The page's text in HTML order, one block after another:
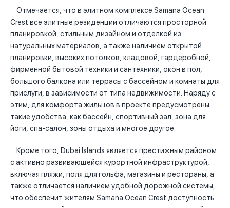
Отмечается, что в элитном комплексе Samana Ocean
Crest все элитные резиденции отличаются просторной
планировкой, стильным дизайном и отделкой из
натуральных материалов, а также наличием открытой
планировки, высоких потолков, кладовой, гардеробной,
фирменной бытовой техники и сантехники, окон в пол,
большого балкона или террасы с бассейном и комнаты для
прислуги, в зависимости от типа недвижимости. Наряду с
этим, для комфорта жильцов в проекте предусмотрены
такие удобства, как бассейн, спортивный зал, зона для
йоги, спа-салон, зоны отдыха и многое другое.
Кроме того, Dubai Islands является престижным районом
с активно развивающейся курортной инфраструктурой,
включая пляжи, поля для гольфа, магазины и рестораны, а
также отличается наличием удобной дорожной системы,
что обеспечит жителям Samana Ocean Crest доступность